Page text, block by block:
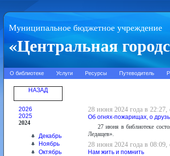
Муниципальное бюджетное учреждение
«Центральная
О библиотеке Услуги Ресурсы Путеводитель
НАЗАД
2026
2025
2024
Декабрь
Ноябрь
Октябрь
28 июня 2024 года в 22:27,
Об огнях-пожарищах, о
27 июня в библиотеке
Ледащев».
28 июня 2024 года в
Нам жить и помнить